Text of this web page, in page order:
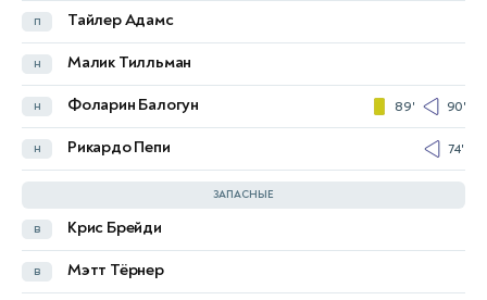
п Тайлер Адамс
н Малик Тилльман
н Фоларин Балогун 89' 90'
н Рикардо Пепи 74'
ЗАПАСНЫЕ
в Крис Брейди
в Мэтт Тёрнер
п Джейкоб Итальяно
н Мохамед Туре
н Нишан Вилупиллай 45'
Aiden O'Neill
в Пол Иццо
в Мэтью Райан